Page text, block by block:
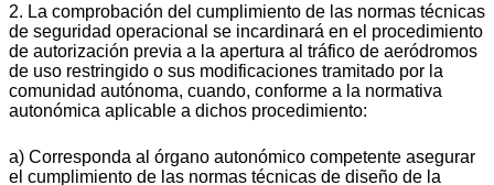
2. La comprobación del cumplimiento de las normas técnicas
de seguridad operacional se incardinará en el procedimiento
de autorización previa a la apertura al tráfico de aeródromos
de uso restringido o sus modificaciones tramitado por la
comunidad autónoma, cuando, conforme a la normativa
autonómica aplicable a dichos procedimiento:
a) Corresponda al órgano autonómico competente asegurar
el cumplimiento de las normas técnicas de diseño de la